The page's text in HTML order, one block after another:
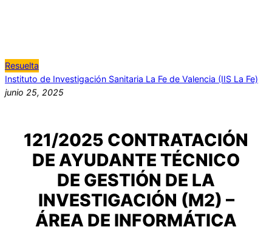
Resuelta
Instituto de Investigación Sanitaria La Fe de Valencia (IIS La Fe)
junio 25, 2025
121/2025 CONTRATACIÓN
DE AYUDANTE TÉCNICO
DE GESTIÓN DE LA
INVESTIGACIÓN (M2) –
ÁREA DE INFORMÁTICA